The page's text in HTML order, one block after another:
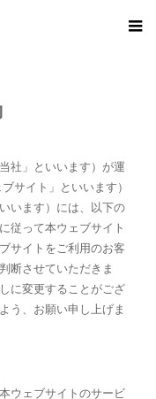
社」といいます）が運
サイト」といいます）
います）には、以下の
従って本ウェブサイト
サイトをご利用のお客
断させていただきま
に変更することがござ
う、お願い申し上げま
ウェブサイトのサービ